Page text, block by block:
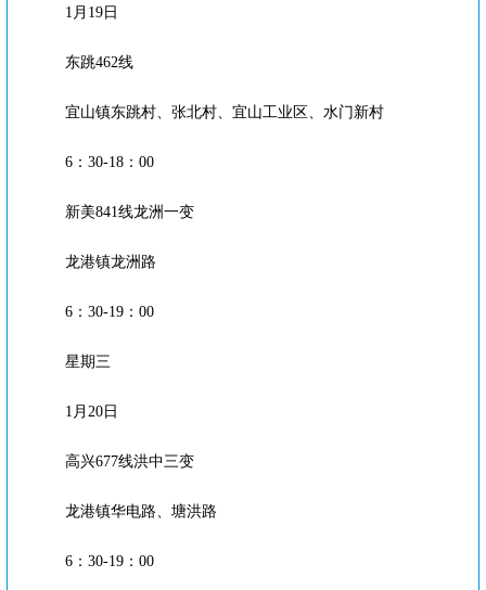
1月19日
东跳462线
宜山镇东跳村、张北村、宜山工业区、水门新村
6：30-18：00
新美841线龙洲一变
龙港镇龙洲路
6：30-19：00
星期三
1月20日
高兴677线洪中三变
龙港镇华电路、塘洪路
6：30-19：00